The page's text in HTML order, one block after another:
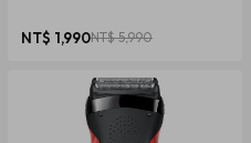
NT$ 1,990NT$ 5,990